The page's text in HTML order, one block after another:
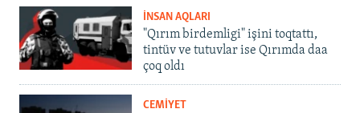
İNSAN AQLARI
"Qırım birdemligi" işini toqtattı,
tintüv ve tutuvlar ise Qırımda daa
çoq oldı
CEMİYET